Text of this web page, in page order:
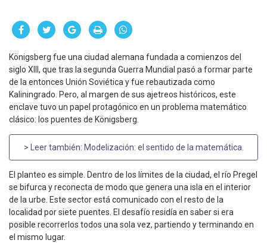
Königsberg fue una ciudad alemana fundada a comienzos del
siglo XIII, que tras la segunda Guerra Mundial pasó a formar parte
de la entonces Unión Soviética y fue rebautizada como
Kaliningrado. Pero, al margen de sus ajetreos históricos, este
enclave tuvo un papel protagónico en un problema matemático
clásico: los puentes de Königsberg.
> Leer también: Modelización: el sentido de la matemática
El planteo es simple. Dentro de los límites de la ciudad, el río Pregel
se bifurca y reconecta de modo que genera una isla en el interior
de la urbe. Este sector está comunicado con el resto de la
localidad por siete puentes. El desafío residía en saber si era
posible recorrerlos todos una sola vez, partiendo y terminando en
el mismo lugar.